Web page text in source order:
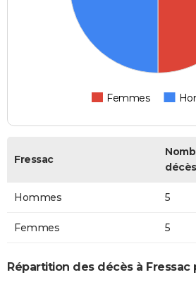
Femmes
Fressac
décès
Hommes 5
Femmes 5
Répartition des décès à